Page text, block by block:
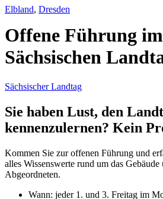
Elbland, Dresden
Offene Führung im
Sächsischen
Sächsischer Landtag
Sie haben Lust, den
kennenzulernen? Kein
Kommen Sie zur offenen Führung und
alles Wissenswerte rund um das
Abgeordneten.
Wann: jeder 1. und 3. Freitag im